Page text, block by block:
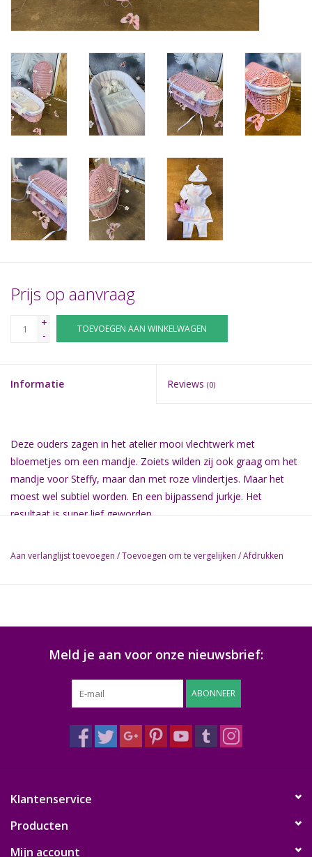
Gepersonaliseerd
Vanaf 1 jaar
Over ons
Deutsch
Scandinavië
Prijs op aanvraag
+
-
TOEVOEGEN AAN WINKELWAGEN
Informatie Reviews (0)
Deze ouders zagen in het atelier mooi vlechtwerk met
bloemetjes om een mandje. Zoiets wilden zij ook graag om het
mandje voor Steffy, maar dan met roze vlindertjes. Maar het
moest wel subtiel worden. En een bijpassend jurkje. Het
resultaat is super lief geworden.
Aan verlanglijst toevoegen /Toevoegen om te vergelijken /Afdrukken
Meld je aan voor onze nieuwsbrief:
ABONNEER
Klantenservice
Producten
Mijn account